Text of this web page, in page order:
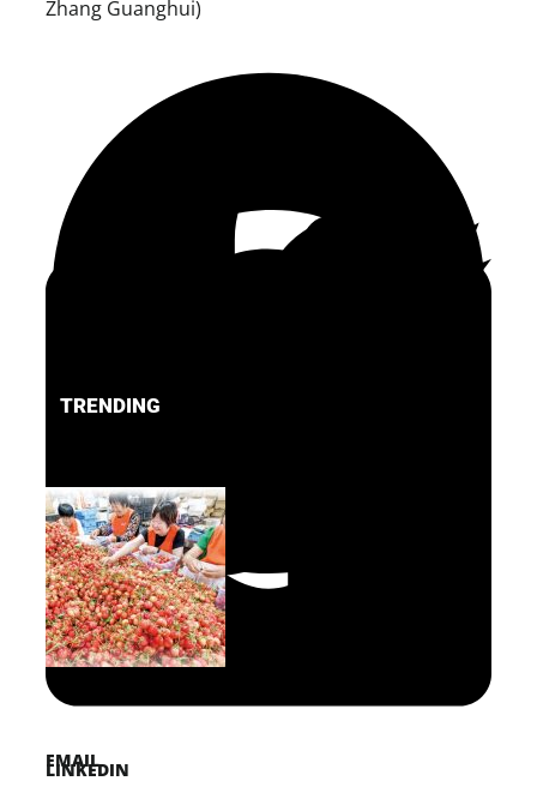
Zhang Guanghui)
FACEBOOK
PINTEREST
TWITTER
LINKEDIN
EMAIL
TRENDING